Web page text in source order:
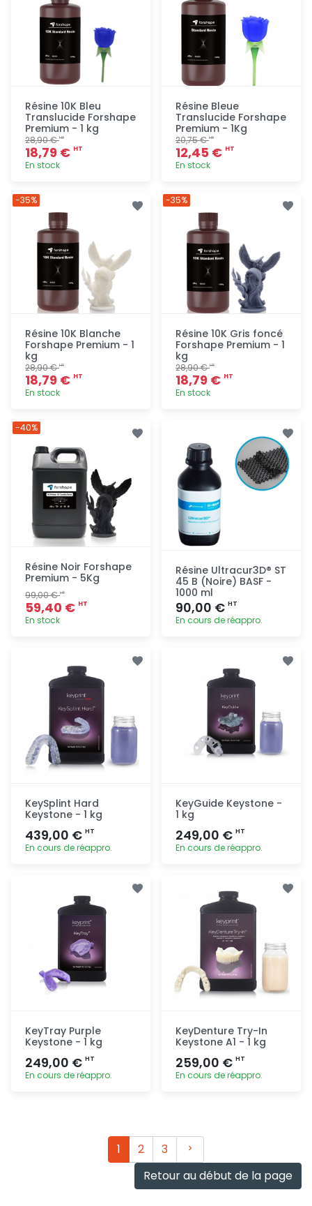
Résine 10K Bleu
Translucide Forshape
Premium - 1 kg
28,90 €HT
18,79 € HT
En stock
Résine Bleue
Translucide Forshape
Premium - 1Kg
20,75 €HT
12,45 € HT
En stock
Résine 10K Blanche
Forshape Premium - 1
kg
28,90 €HT
18,79 € HT
En stock
-35%
Résine 10K Gris foncé
Forshape Premium - 1
kg
28,90 €HT
18,79 € HT
En stock
rapide
-35%
Résine Noir Forshape
Premium - 5Kg
99,00 €HT
59,40 € HT
En stock
rapide
-40%
Résine Ultracur3D® ST
45 B (Noire) BASF -
1000 ml
90,00 € HT
En cours de réappro.
KeySplint Hard
Keystone - 1 kg
439,00 € HT
En cours de réappro.
KeyGuide Keystone -
1 kg
249,00 € HT
En cours de réappro.
rapide
KeyTray Purple
Keystone - 1 kg
249,00 € HT
En cours de réappro.
KeyDenture Try-In
Keystone A1 - 1 kg
259,00 € HT
En cours de réappro.
1 2 3
Suivant
Retour au début de la page